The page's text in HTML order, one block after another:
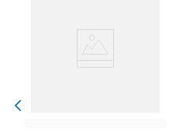
pele limpa e saudável